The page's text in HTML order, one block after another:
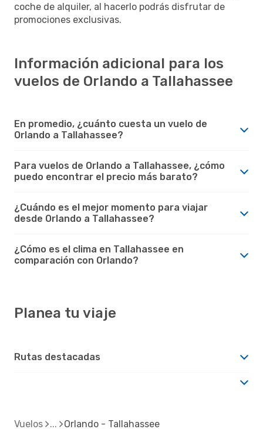
coche de alquiler, al hacerlo podrás disfrutar de
promociones exclusivas.
Información adicional para los
vuelos de Orlando a Tallahassee
En promedio, ¿cuánto cuesta un vuelo de
Orlando a Tallahassee?
Para vuelos de Orlando a Tallahassee, ¿cómo
puedo encontrar el precio más barato?
¿Cuándo es el mejor momento para viajar
desde Orlando a Tallahassee?
¿Cómo es el clima en Tallahassee en
comparación con Orlando?
Planea tu viaje
Rutas destacadas
Vuelos Orlando - Tallahassee